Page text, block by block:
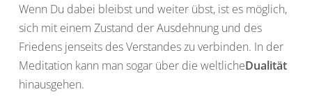
Wenn Du dabei bleibst und weiter übst, ist es möglich,
sich mit einem Zustand der Ausdehnung und des
Friedens jenseits des Verstandes zu verbinden. In der
Meditation kann man sogar über die weltlicheDualität
hinausgehen.